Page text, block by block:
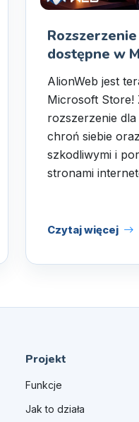
dostępne w
AlionWeb jest
Microsoft Store!
rozszerzenie
chroń siebie
szkodliwymi i
stronami
Czytaj więcej
Projekt
Funkcje
Jak to działa